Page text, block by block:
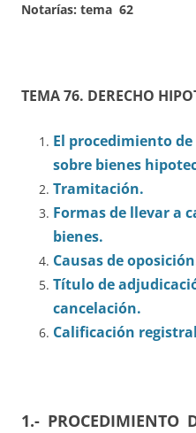
Notarías: tema 62
TEMA 76. DERECHO
El procedimiento
sobre bienes
Tramitación.
Formas de llevar a
bienes.
Causas de
Título de
cancelación.
Calificación
1.- PROCEDIMIENTO